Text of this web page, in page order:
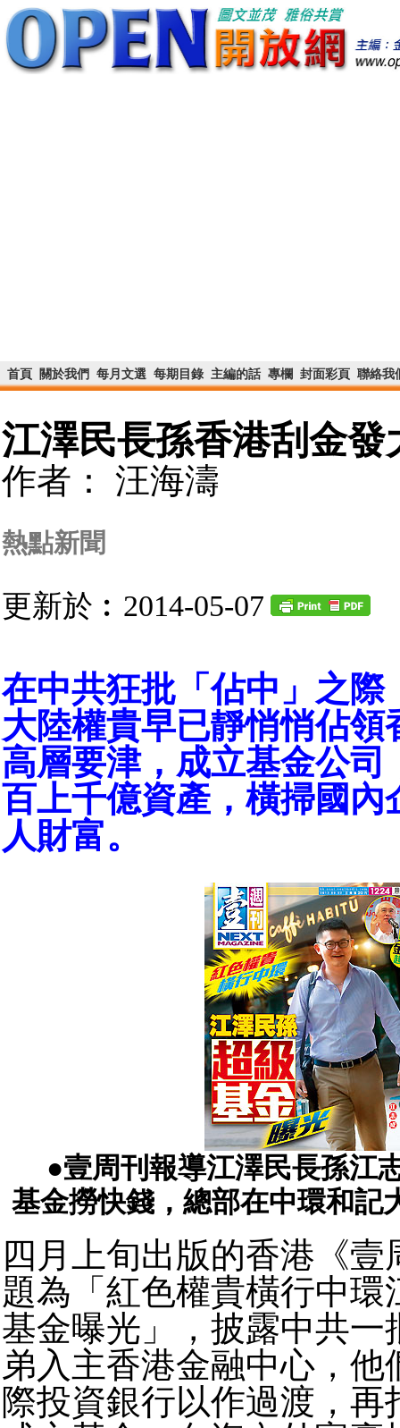
首頁 關於我們 每月文選 每期目錄 主編的話 專欄 封面彩頁 聯絡我
江澤民長孫香港刮金發
作者： 汪海濤
熱點新聞
更新於︰2014-05-07
在中共狂批「佔中」之際
大陸權貴早已靜悄悄佔領
高層要津，成立基金公司
百上千億資產，橫掃國內
人財富。
●壹周刊報導江澤民長孫江
基金撈快錢，總部在中環和記
四月上旬出版的香港《壹
題為「紅色權貴橫行中環
基金曝光」，披露中共一
弟入主香港金融中心，他
際投資銀行以作過渡，再